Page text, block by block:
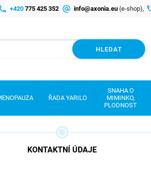
+420 775 425 352 info@axonia.eu (e-shop),
HLEDAT
ŘADA YARILO
SNAHA O
MIMINKO,
PLODNOST
KONTAKTNÍ ÚDAJE